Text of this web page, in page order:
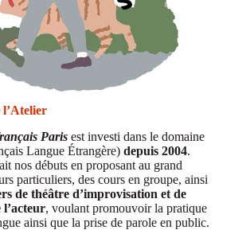
l’Atelier
Parisest investi dans le domaine
Langue Étrangère)depuis 2004.
nos débuts en proposant au grand
particuliers, des cours en groupe, ainsi
de théâtre d’improvisation et de
l’acteur, voulant promouvoir la pratique
ainsi que la prise de parole en public.